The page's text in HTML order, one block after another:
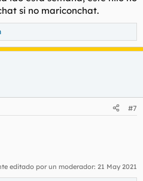
si no mariconchat.
#7
editado por un moderador: 21 May 2021